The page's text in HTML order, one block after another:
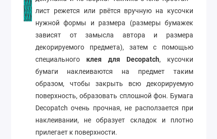
лист режется или рвётся вручную на кусочки
нужной формы и размера (размеры бумажек
зависят от замысла автора и размера
декорируемого предмета), затем с помощью
специального клея для Decopatch, кусочки
бумаги наклеиваются на предмет таким
образом, чтобы закрыть всю декорируемую
поверхность, образовать сплошной фон. Бумага
Decopatch очень прочная, не расползается при
наклеивании, не образует складок и плотно
прилегает к поверхности.